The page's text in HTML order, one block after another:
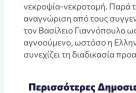
νεκροψία-νεκροτομή. Παρά
αναγνώριση από τους
τον Βασίλειο Γιαννόπουλο
αγνοούμενο, ωστόσο η
συνεχίζει τη διαδικασία
Περισσότερες